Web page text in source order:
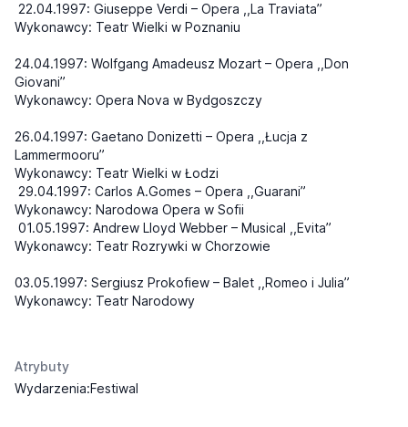
22.04.1997: Giuseppe Verdi – Opera ,,La Traviata”
Wykonawcy: Teatr Wielki w Poznaniu
24.04.1997: Wolfgang Amadeusz Mozart – Opera ,,Don
Giovani”
Wykonawcy: Opera Nova w Bydgoszczy
26.04.1997: Gaetano Donizetti – Opera ,,Łucja z
Lammermooru”
Wykonawcy: Teatr Wielki w Łodzi
29.04.1997: Carlos A.Gomes – Opera ,,Guarani”
Wykonawcy: Narodowa Opera w Sofii
01.05.1997: Andrew Lloyd Webber – Musical ,,Evita”
Wykonawcy: Teatr Rozrywki w Chorzowie
03.05.1997: Sergiusz Prokofiew – Balet ,,Romeo i Julia”
Wykonawcy: Teatr Narodowy
Atrybuty
Wydarzenia:Festiwal